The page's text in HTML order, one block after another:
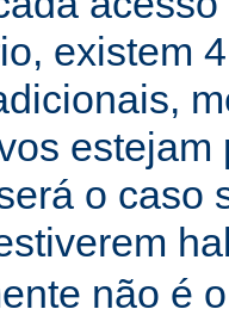
existem
estejam
o caso
não é